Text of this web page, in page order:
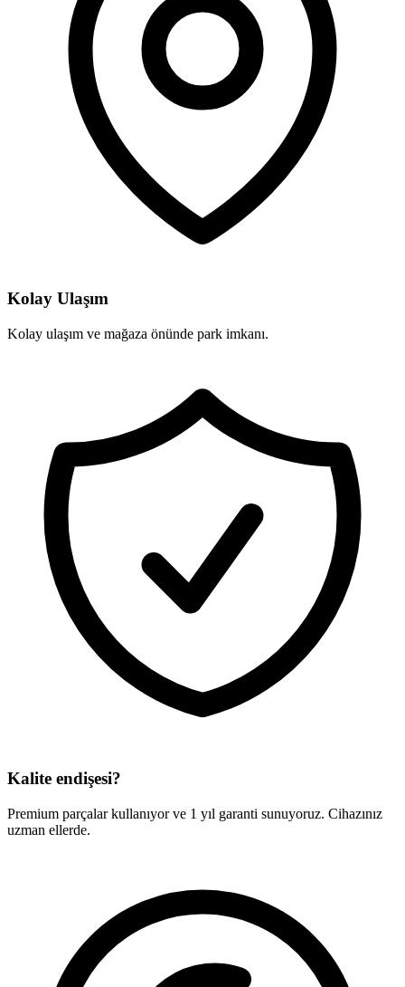
Kolay Ulaşım
Kolay ulaşım ve mağaza önünde park imkanı.
Kalite endişesi?
Premium parçalar kullanıyor ve 1 yıl garanti sunuyoruz. Cihazınız
uzman ellerde.